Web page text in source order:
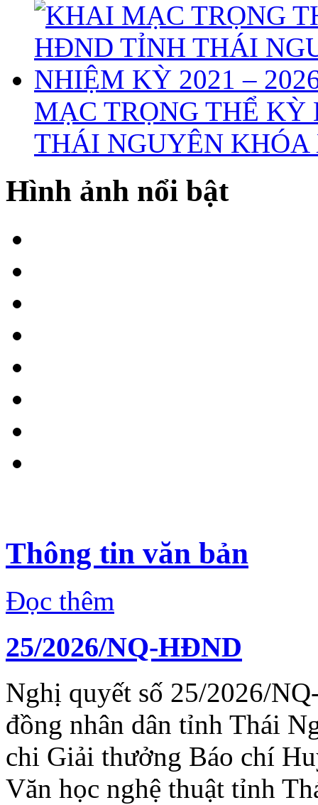
MẠC TRỌNG THỂ
THÁI NGUYÊN KHÓA
Hình ảnh nổi bật
Thông tin văn bản
Đọc thêm
25/2026/NQ-HĐND
Nghị quyết số 25/2026/
đồng nhân dân tỉnh Thái
chi Giải thưởng Báo chí
Văn học nghệ thuật tỉnh